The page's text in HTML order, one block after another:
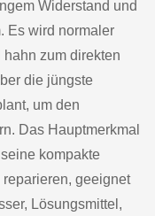
Widerstand und
Es wird normaler
zum direkten
die jüngste
um den
Das Hauptmerkmal
kompakte
geeignet
Lösungsmittel,